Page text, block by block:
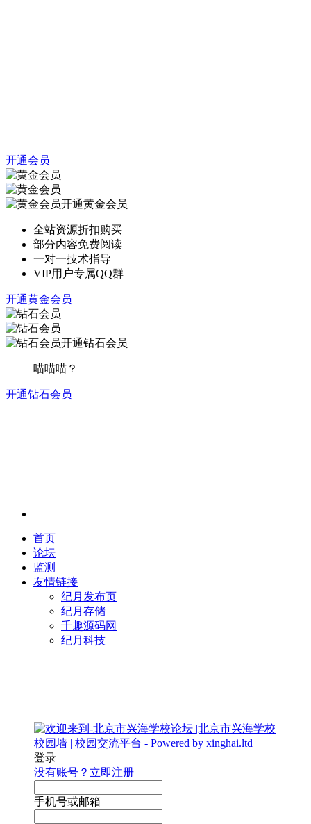
开通会员
开通黄金会员
全站资源折扣购买
部分内容免费阅读
一对一技术指导
VIP用户专属QQ群
开通黄金会员
开通钻石会员
喵喵喵？
开通钻石会员
首页
论坛
监测
友情链接
纪月发布页
纪月存储
千趣源码网
纪月科技
登录
没有账号？立即注册
手机号或邮箱